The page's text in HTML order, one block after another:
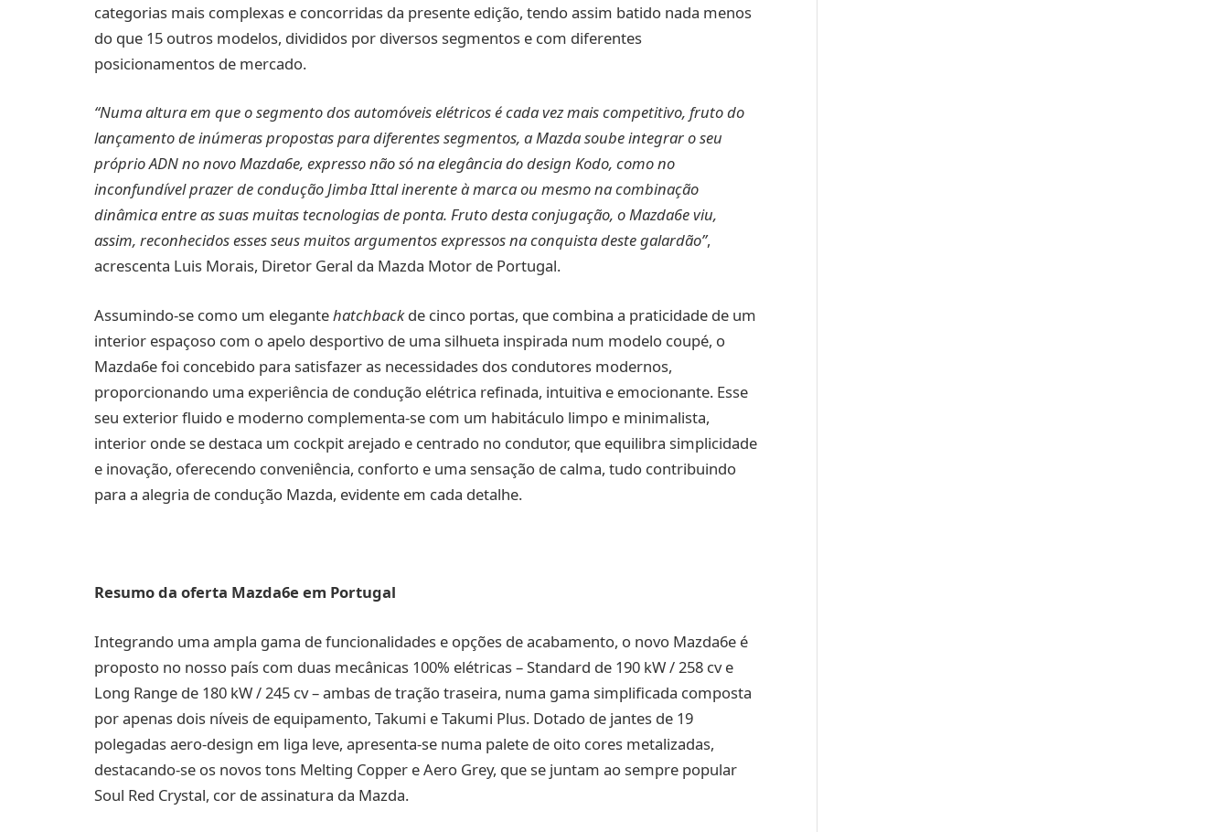
categorias mais complexas e concorridas da presente edição, tendo assim batido nada menos
do que 15 outros modelos, divididos por diversos segmentos e com diferentes
posicionamentos de mercado.
“Numa altura em que o segmento dos automóveis elétricos é cada vez mais competitivo, fruto do
lançamento de inúmeras propostas para diferentes segmentos, a Mazda soube integrar o seu
próprio ADN no novo Mazda6e, expresso não só na elegância do design Kodo, como no
inconfundível prazer de condução Jimba Ittal inerente à marca ou mesmo na combinação
dinâmica entre as suas muitas tecnologias de ponta. Fruto desta conjugação, o Mazda6e viu,
assim, reconhecidos esses seus muitos argumentos expressos na conquista deste galardão”,
acrescenta Luis Morais, Diretor Geral da Mazda Motor de Portugal.
Assumindo-se como um elegantehatchbackde cinco portas, que combina a praticidade de um
interior espaçoso com o apelo desportivo de uma silhueta inspirada num modelo coupé, o
Mazda6e foi concebido para satisfazer as necessidades dos condutores modernos,
proporcionando uma experiência de condução elétrica refinada, intuitiva e emocionante. Esse
seu exterior fluido e moderno complementa-se com um habitáculo limpo e minimalista,
interior onde se destaca um cockpit arejado e centrado no condutor, que equilibra simplicidade
e inovação, oferecendo conveniência, conforto e uma sensação de calma, tudo contribuindo
para a alegria de condução Mazda, evidente em cada detalhe.
Resumo da oferta Mazda6e em Portugal
Integrando uma ampla gama de funcionalidades e opções de acabamento, o novo Mazda6e é
proposto no nosso país com duas mecânicas 100% elétricas – Standard de 190 kW / 258 cv e
Long Range de 180 kW / 245 cv – ambas de tração traseira, numa gama simplificada composta
por apenas dois níveis de equipamento, Takumi e Takumi Plus. Dotado de jantes de 19
polegadas aero-design em liga leve, apresenta-se numa palete de oito cores metalizadas,
destacando-se os novos tons Melting Copper e Aero Grey, que se juntam ao sempre popular
Soul Red Crystal, cor de assinatura da Mazda.